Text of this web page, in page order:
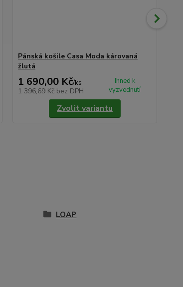
Pánská košile Casa Moda károvaná
žlutá
1 690,00 Kč/ks
1 396,69 Kč bez DPH
Ihned k
vyzvednutí
Zvolit variantu
LOAP